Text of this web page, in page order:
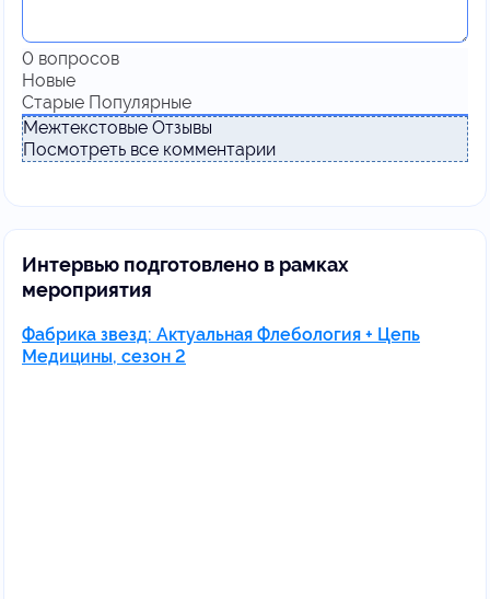
0 вопросов
Новые
Старые Популярные
Межтекстовые Отзывы
Посмотреть все комментарии
Интервью подготовлено в рамках
мероприятия
Фабрика звезд: Актуальная Флебология + Цепь
Медицины, сезон 2